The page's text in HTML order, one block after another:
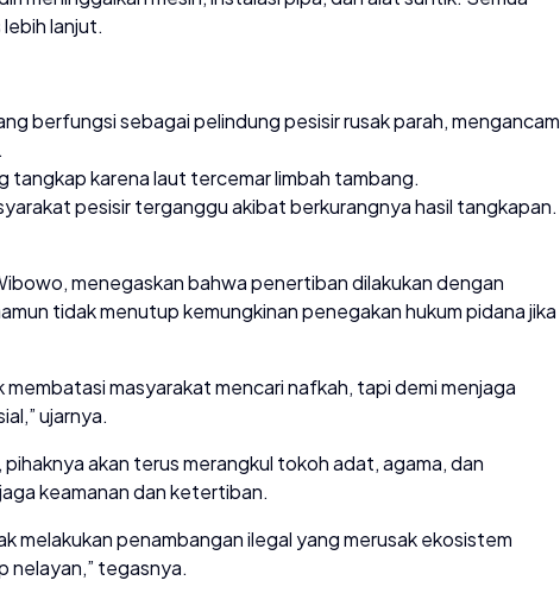
lanjut.
berfungsi sebagai pelindung pesisir rusak parah, mengancam
tangkap karena laut tercemar limbah tambang.
pesisir terganggu akibat berkurangnya hasil tangkapan.
menegaskan bahwa penertiban dilakukan dengan
tidak menutup kemungkinan penegakan hukum pidana jika
masyarakat mencari nafkah, tapi demi menjaga
ujarnya.
akan terus merangkul tokoh adat, agama, dan
keamanan dan ketertiban.
melakukan penambangan ilegal yang merusak ekosistem
nelayan,” tegasnya.